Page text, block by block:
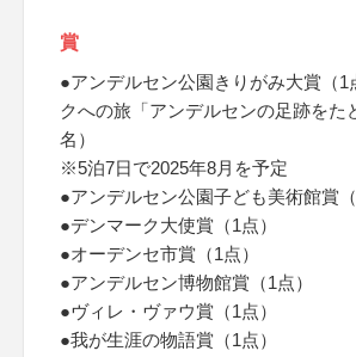
賞
●アンデルセン公園きりがみ大賞（
クへの旅「アンデルセンの足跡をた
名）
※5泊7日で2025年8月を予定
●アンデルセン公園子ども美術館賞（
●デンマーク大使賞（1点）
●オーデンセ市賞（1点）
●アンデルセン博物館賞（1点）
●ヴィレ・ヴァウ賞（1点）
●我が生涯の物語賞（1点）